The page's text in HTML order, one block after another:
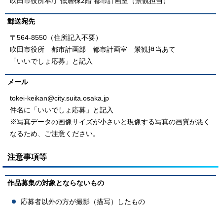
郵送宛先
〒564-8550（住所記入不要）
吹田市役所 都市計画部 都市計画室 景観担当あて
「いいでしょ応募」と記入
メール
tokei-keikan@city.suita.osaka.jp
件名に「いいでしょ応募」と記入
※写真データの画像サイズが小さいと現像する写真の画質が悪く
なるため、ご注意ください。
注意事項等
作品募集の対象とならないもの
応募者以外の方が撮影（描写）したもの